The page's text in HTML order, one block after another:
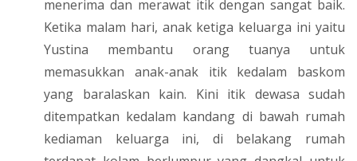
menerima dan merawat itik dengan sangat baik.
Ketika malam hari, anak ketiga keluarga ini yaitu
Yustina membantu orang tuanya untuk
memasukkan anak-anak itik kedalam baskom
yang baralaskan kain. Kini itik dewasa sudah
ditempatkan kedalam kandang di bawah rumah
kediaman keluarga ini, di belakang rumah